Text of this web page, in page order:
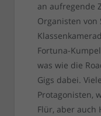
an aufregende
Organisten von
Fortuna-
was wie die
Gigs dabei.
Protagonisten,
Flür, aber auch